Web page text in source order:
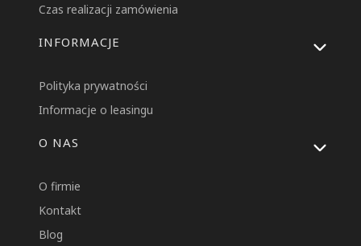
Czas realizacji zamówienia
INFORMACJE
Polityka prywatności
Informacje o leasingu
O NAS
O firmie
Kontakt
Blog